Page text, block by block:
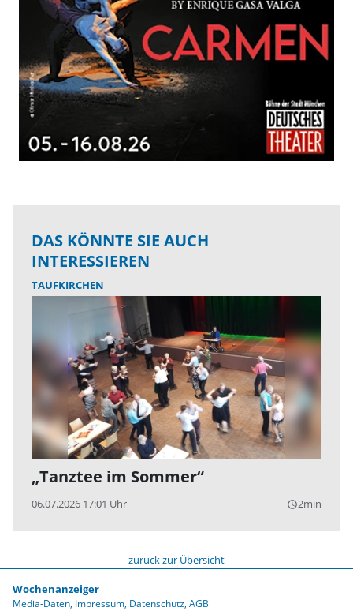
DAS KÖNNTE SIE AUCH
INTERESSIEREN
TAUFKIRCHEN
„Tanztee im Sommer“
06.07.2026 17:01 Uhr query_builder2min
zurück zur Übersicht
Wochenanzeiger
Media-Daten Impressum Datenschutz AGB